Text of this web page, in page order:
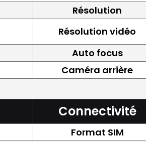
Résolution
Résolution vidéo
Auto focus
Caméra arrière
Connectivité
Format SIM